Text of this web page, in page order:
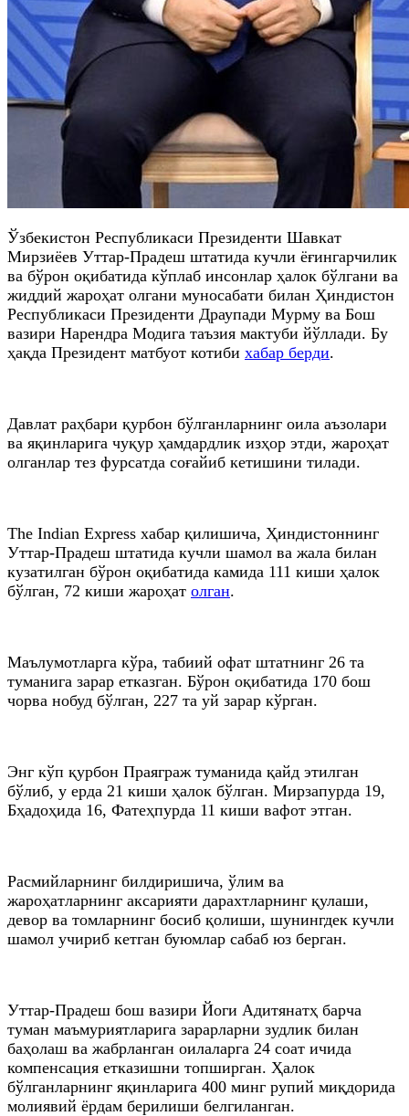
Ўзбекистон Республикаси Президенти Шавкат
Мирзиёев Уттар-Прадеш штатида кучли ёғингарчилик
ва бўрон оқибатида кўплаб инсонлар ҳалок бўлгани ва
жиддий жароҳат олгани муносабати билан Ҳиндистон
Республикаси Президенти Драупади Мурму ва Бош
вазири Нарендра Модига таъзия мактуби йўллади. Бу
ҳақда Президент матбуот котиби хабар берди.
Давлат раҳбари қурбон бўлганларнинг оила аъзолари
ва яқинларига чуқур ҳамдардлик изҳор этди, жароҳат
олганлар тез фурсатда соғайиб кетишини тилади.
The Indian Express хабар қилишича, Ҳиндистоннинг
Уттар-Прадеш штатида кучли шамол ва жала билан
кузатилган бўрон оқибатида камида 111 киши ҳалок
бўлган, 72 киши жароҳат олган.
Маълумотларга кўра, табиий офат штатнинг 26 та
туманига зарар етказган. Бўрон оқибатида 170 бош
чорва нобуд бўлган, 227 та уй зарар кўрган.
Энг кўп қурбон Праяграж туманида қайд этилган
бўлиб, у ерда 21 киши ҳалок бўлган. Мирзапурда 19,
Бҳадоҳида 16, Фатеҳпурда 11 киши вафот этган.
Расмийларнинг билдиришича, ўлим ва
жароҳатларнинг аксарияти дарахтларнинг қулаши,
девор ва томларнинг босиб қолиши, шунингдек кучли
шамол учириб кетган буюмлар сабаб юз берган.
Уттар-Прадеш бош вазири Йоги Адитянатҳ барча
туман маъмуриятларига зарарларни зудлик билан
баҳолаш ва жабрланган оилаларга 24 соат ичида
компенсация етказишни топширган. Ҳалок
бўлганларнинг яқинларига 400 минг рупий миқдорида
молиявий ёрдам берилиши белгиланган.